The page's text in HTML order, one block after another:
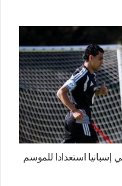
إسبانيا استعدادا للموسم